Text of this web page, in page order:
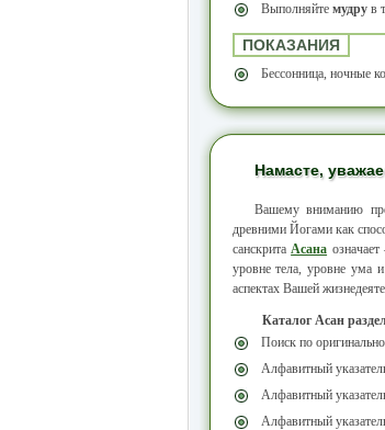
Выполняйте мудрув
ПОКАЗАНИЯ
Бессонница, ночные
Намасте,
Вашему вниманию
древними Йогами как
санскрита Асана означает
уровне тела, уровне ума
аспектах Вашей
Каталог Асан
Поиск по
Алфавитный
Алфавитный
Алфавитный